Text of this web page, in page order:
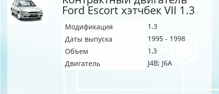
Ford Escort хэтчбек VII 1.3
Модификация
1.3
Даты выпуска
1995 - 1998
Объем
1,3
Двигатель
J4B; J6A